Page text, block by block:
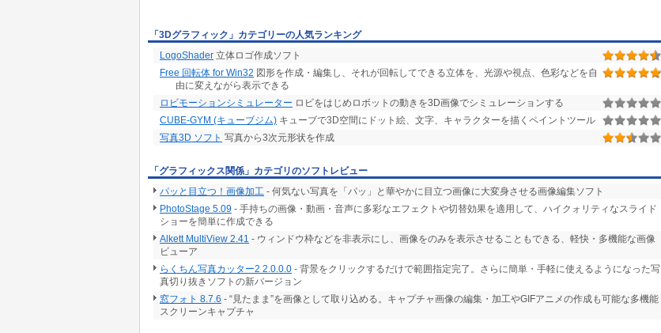
「3Dグラフィック」カテゴリーの人気ランキング
LogoShader 立体ロゴ作成ソフト
Free 回転体 for Win32 図形を作成・編集し、それが回転してできる立体を、光源や視点、色彩などを自
由に変えながら表示できる
ロビモーションシミュレーター ロビをはじめロボットの動きを3D画像でシミュレーションする
CUBE-GYM (キューブジム) キューブで3D空間にドット絵、文字、キャラクターを描くペイントツール
写真3D ソフト 写真から3次元形状を作成
「グラフィックス関係」カテゴリのソフトレビュー
パッと目立つ！画像加工 - 何気ない写真を「パッ」と華やかに目立つ画像に大変身させる画像編集ソフト
PhotoStage 5.09 - 手持ちの画像・動画・音声に多彩なエフェクトや切替効果を適用して、ハイクォリティなスライド
ショーを簡単に作成できる
Alkett MultiView 2.41 - ウィンドウ枠などを非表示にし、画像をのみを表示させることもできる、軽快・多機能な画像
ビューア
らくちん写真カッター2 2.0.0.0 - 背景をクリックするだけで範囲指定完了。さらに簡単・手軽に使えるようになった写
真切り抜きソフトの新バージョン
窓フォト 8.7.6 - “見たまま”を画像として取り込める。キャプチャ画像の編集・加工やGIFアニメの作成も可能な多機能
スクリーンキャプチャ